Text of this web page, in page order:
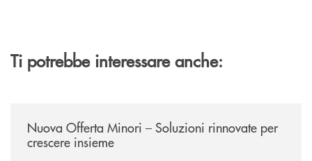
Ti potrebbe interessare anche:
Nuova Offerta Minori – Soluzioni rinnovate per
crescere insieme